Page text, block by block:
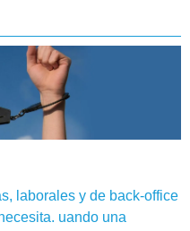
laborales y de back-office
uando una